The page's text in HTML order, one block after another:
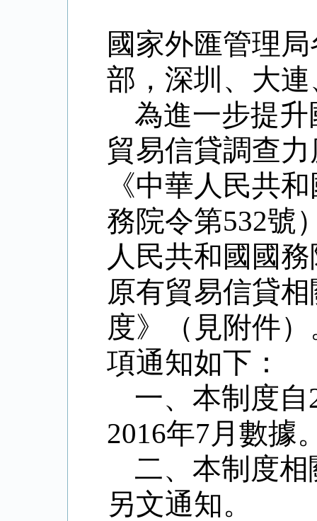
國家外匯管理
部，深圳、大
為進一步提
貿易信貸調查
《中華人民共
務院令第532號
人民共和國國
原有貿易信貸
度》（見附件
項通知如下：
一、本制度自
2016年7月數據
二、本制度
另文通知。